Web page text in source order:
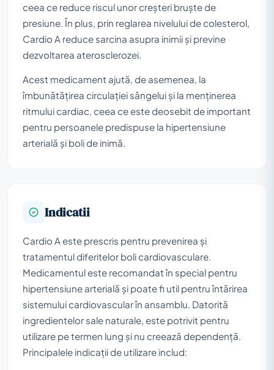
ceea ce reduce riscul unor creșteri bruște de
presiune. În plus, prin reglarea nivelului de colesterol,
Cardio A reduce sarcina asupra inimii și previne
dezvoltarea aterosclerozei.
Acest medicament ajută, de asemenea, la
îmbunătățirea circulației sângelui și la menținerea
ritmului cardiac, ceea ce este deosebit de important
pentru persoanele predispuse la hipertensiune
arterială și boli de inimă.
Indicatii
Cardio A este prescris pentru prevenirea și
tratamentul diferitelor boli cardiovasculare.
Medicamentul este recomandat în special pentru
hipertensiune arterială și poate fi util pentru întărirea
sistemului cardiovascular în ansamblu. Datorită
ingredientelor sale naturale, este potrivit pentru
utilizare pe termen lung și nu creează dependență.
Principalele indicații de utilizare includ: